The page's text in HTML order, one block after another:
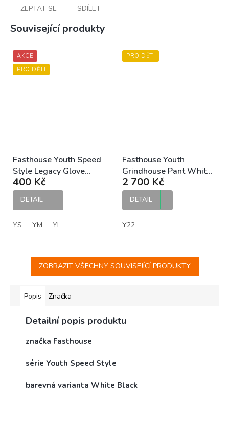
ZEPTAT SE SDÍLET
Související produkty
AKCE
PRO DĚTI
Fasthouse Youth Speed
Style Legacy Glove
Black Gray dětské MX
rukavice
400 Kč
DETAIL
YS YM YL
PRO DĚTI
Fasthouse Youth
Grindhouse Pant White
Black dětské MX kalhoty
2 700 Kč
DETAIL
Y22
ZOBRAZIT VŠECHNY SOUVISEJÍCÍ PRODUKTY
Popis Značka
Detailní popis produktu
značka Fasthouse
série Youth Speed Style
barevná varianta White Black